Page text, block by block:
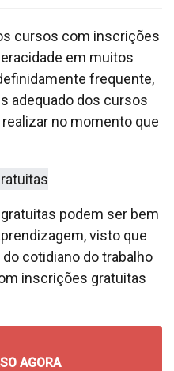
cursos com inscrições
em muitos
frequente,
adequado dos cursos
no momento que
podem ser bem
visto que
cotidiano do trabalho
inscrições gratuitas
AGORA